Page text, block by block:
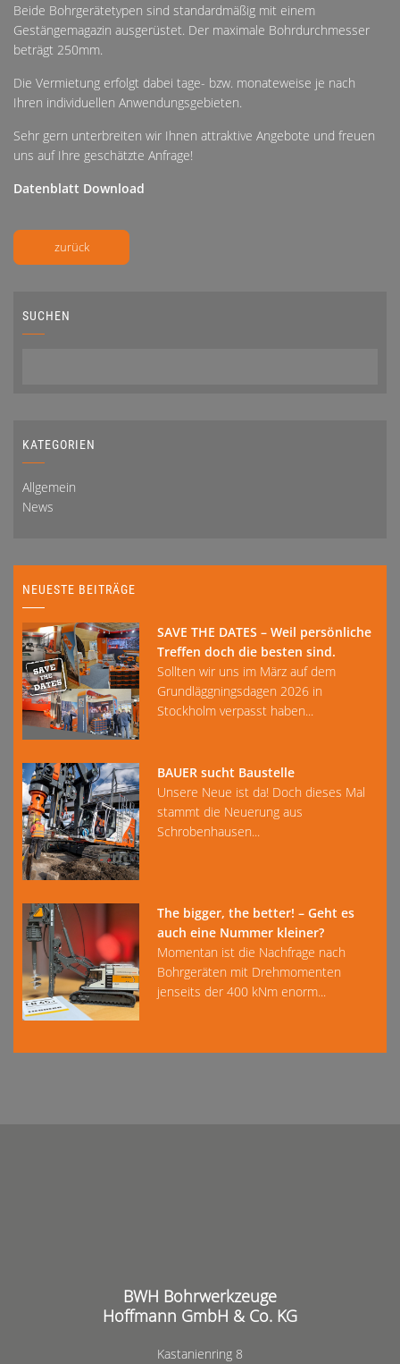
Beide Bohrgerätetypen sind standardmäßig mit einem
Gestängemagazin ausgerüstet. Der maximale Bohrdurchmesser
beträgt 250mm.
Die Vermietung erfolgt dabei tage- bzw. monateweise je nach
Ihren individuellen Anwendungsgebieten.
Sehr gern unterbreiten wir Ihnen attraktive Angebote und freuen
uns auf Ihre geschätzte Anfrage!
Datenblatt Download
zurück
SUCHEN
KATEGORIEN
Allgemein
News
NEUESTE BEITRÄGE
SAVE THE DATES – Weil persönliche
Treffen doch die besten sind.
Sollten wir uns im März auf dem
Grundläggningsdagen 2026 in
Stockholm verpasst haben...
BAUER sucht Baustelle
Unsere Neue ist da! Doch dieses Mal
stammt die Neuerung aus
Schrobenhausen...
The bigger, the better! – Geht es
auch eine Nummer kleiner?
Momentan ist die Nachfrage nach
Bohrgeräten mit Drehmomenten
jenseits der 400 kNm enorm...
BWH Bohrwerkzeuge
Hoffmann GmbH & Co. KG
Kastanienring 8